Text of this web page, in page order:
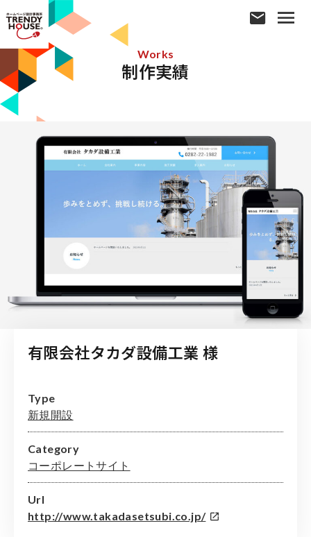
Works
制作実績
有限会社タカダ設備工業 様
Type
新規開設
Category
コーポレートサイト
Url
http://www.takadasetsubi.co.jp/